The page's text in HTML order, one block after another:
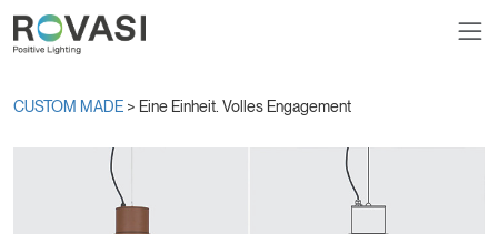
CUSTOM MADE > Eine Einheit. Volles Engagement